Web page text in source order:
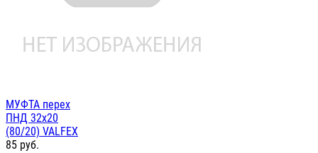
МУФТА перех
ПНД 32х20
(80/20) VALFEX
85 руб.